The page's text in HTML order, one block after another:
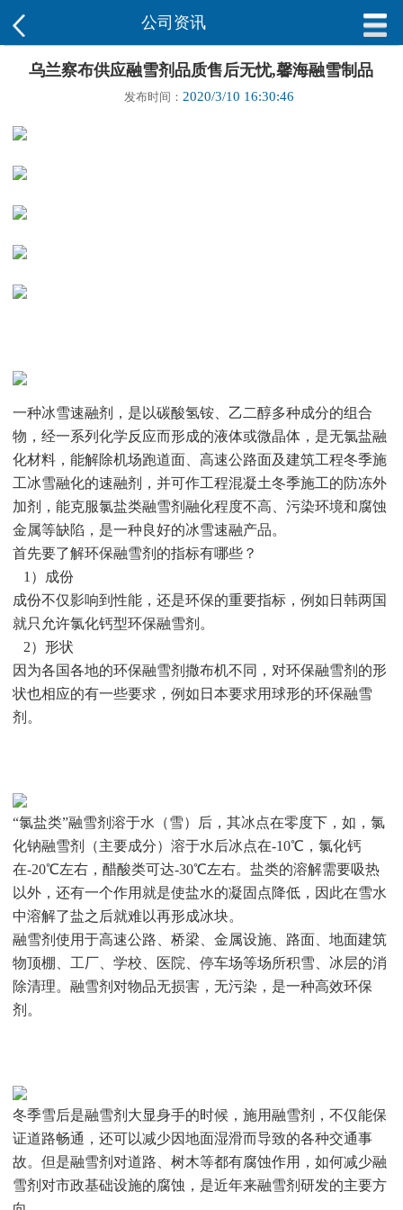
公司资讯
乌兰察布供应融雪剂品质售后无忧,馨海融雪制品
发布时间：2020/3/10 16:30:46
一种冰雪速融剂，是以碳酸氢铵、乙二醇多种成分的组合
物，经一系列化学反应而形成的液体或微晶体，是无氯盐融
化材料，能解除机场跑道面、高速公路面及建筑工程冬季施
工冰雪融化的速融剂，并可作工程混凝土冬季施工的防冻外
加剂，能克服氯盐类融雪剂融化程度不高、污染环境和腐蚀
金属等缺陷，是一种良好的冰雪速融产品。
首先要了解环保融雪剂的指标有哪些？
1）成份
成份不仅影响到性能，还是环保的重要指标，例如日韩两国
就只允许氯化钙型环保融雪剂。
2）形状
因为各国各地的环保融雪剂撒布机不同，对环保融雪剂的形
状也相应的有一些要求，例如日本要求用球形的环保融雪
剂。
“氯盐类”融雪剂溶于水（雪）后，其冰点在零度下，如，氯
化钠融雪剂（主要成分）溶于水后冰点在-10℃，氯化钙
在-20℃左右，醋酸类可达-30℃左右。盐类的溶解需要吸热
以外，还有一个作用就是使盐水的凝固点降低，因此在雪水
中溶解了盐之后就难以再形成冰块。
融雪剂使用于高速公路、桥梁、金属设施、路面、地面建筑
物顶棚、工厂、学校、医院、停车场等场所积雪、冰层的消
除清理。融雪剂对物品无损害，无污染，是一种高效环保
剂。
冬季雪后是融雪剂大显身手的时候，施用融雪剂，不仅能保
证道路畅通，还可以减少因地面湿滑而导致的各种交通事
故。但是融雪剂对道路、树木等都有腐蚀作用，如何减少融
雪剂对市政基础设施的腐蚀，是近年来融雪剂研发的主要方